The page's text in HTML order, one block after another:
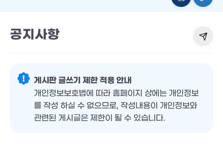
공지사항
게시판 글쓰기 제한 적용 안내
개인정보보호법에 따라 홈페이지 상에는 개인정보
를 작성 하실 수 없으므로, 작성내용이 개인정보와
관련된 게시글은 제한이 될 수 있습니다.